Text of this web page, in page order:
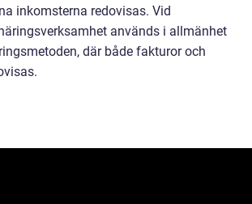
inkomsterna redovisas. Vid
används i allmänhet
där både fakturor och